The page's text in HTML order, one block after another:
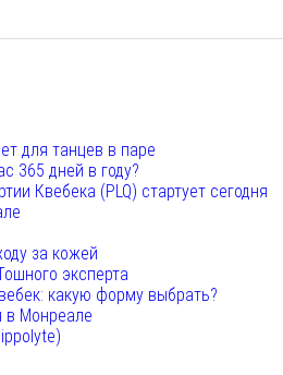
для танцев в паре
365 дней в году?
Квебека (PLQ) стартует сегодня
за кожей
эксперта
какую форму выбрать?
в Монреале